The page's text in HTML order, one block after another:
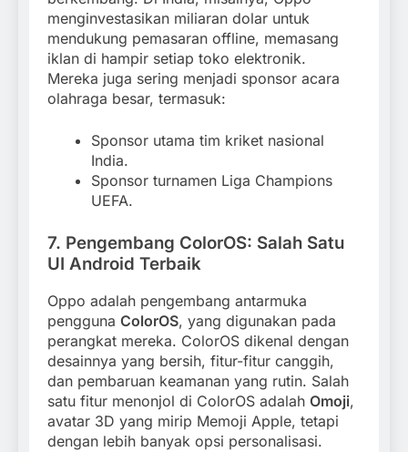
menginvestasikan miliaran dolar untuk
mendukung pemasaran offline, memasang
iklan di hampir setiap toko elektronik.
Mereka juga sering menjadi sponsor acara
olahraga besar, termasuk:
Sponsor utama tim kriket nasional
India.
Sponsor turnamen Liga Champions
UEFA.
7. Pengembang ColorOS: Salah Satu
UI Android Terbaik
Oppo adalah pengembang antarmuka
pengguna ColorOS, yang digunakan pada
perangkat mereka. ColorOS dikenal dengan
desainnya yang bersih, fitur-fitur canggih,
dan pembaruan keamanan yang rutin. Salah
satu fitur menonjol di ColorOS adalah Omoji,
avatar 3D yang mirip Memoji Apple, tetapi
dengan lebih banyak opsi personalisasi.